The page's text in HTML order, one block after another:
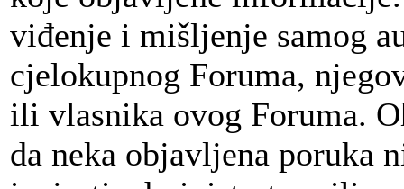
viđenje i mišljenje samog
cjelokupnog Foruma,
ili vlasnika ovog Foruma.
da neka objavljena poruka